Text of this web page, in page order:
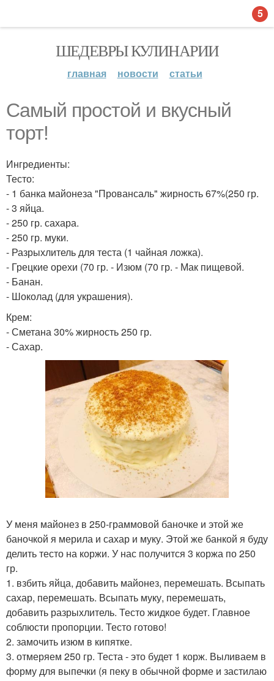
ШЕДЕВРЫ КУЛИНАРИИ
главная новости статьи
Самый простой и вкусный
торт!
Ингредиенты:
Тесто:
- 1 банка майонеза "Провансаль" жирность 67%(250 гр.
- 3 яйца.
- 250 гр. сахара.
- 250 гр. муки.
- Разрыхлитель для теста (1 чайная ложка).
- Грецкие орехи (70 гр. - Изюм (70 гр. - Мак пищевой.
- Банан.
- Шоколад (для украшения).
Крем:
- Сметана 30% жирность 250 гр.
- Сахар.
У меня майонез в 250-граммовой баночке и этой же
баночкой я мерила и сахар и муку. Этой же банкой я буду
делить тесто на коржи. У нас получится 3 коржа по 250
гр.
1. взбить яйца, добавить майонез, перемешать. Всыпать
сахар, перемешать. Всыпать муку, перемешать,
добавить разрыхлитель. Тесто жидкое будет. Главное
соблюсти пропорции. Тесто готово!
2. замочить изюм в кипятке.
3. отмеряем 250 гр. Теста - это будет 1 корж. Выливаем в
форму для выпечки (я пеку в обычной форме и застилаю
5